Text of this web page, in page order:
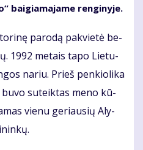
bai­gia­ma­ja­me ren­gi­ny­je.
pa­ro­dą pa­kvie­tė be­
1992 me­tais ta­po Lie­tu­
na­riu. Prieš pen­kio­li­ka
su­teik­tas me­no kū­
vie­nu ge­riau­sių Aly­